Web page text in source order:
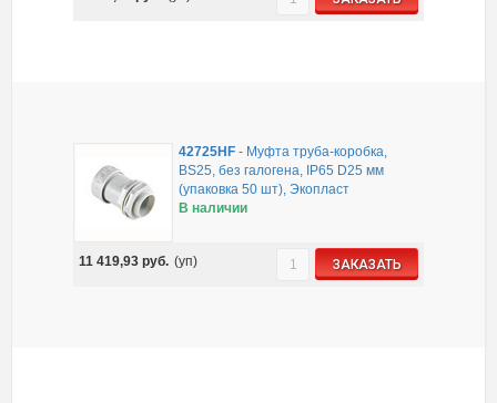
42725HF- Муфта труба-коробка,
BS25, без галогена, IP65 D25 мм
(упаковка 50 шт), Экопласт
В наличии
11 419,93 руб. (уп) ЗАКАЗАТЬ